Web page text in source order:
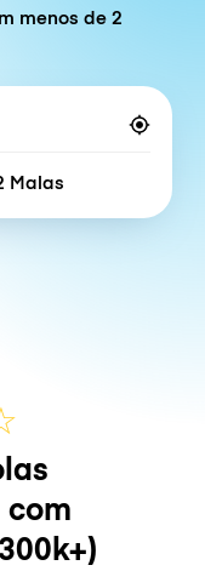
menos de 2
of bags
Malas